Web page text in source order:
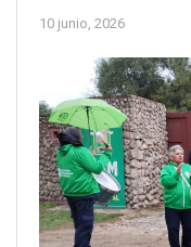
10 junio, 2026